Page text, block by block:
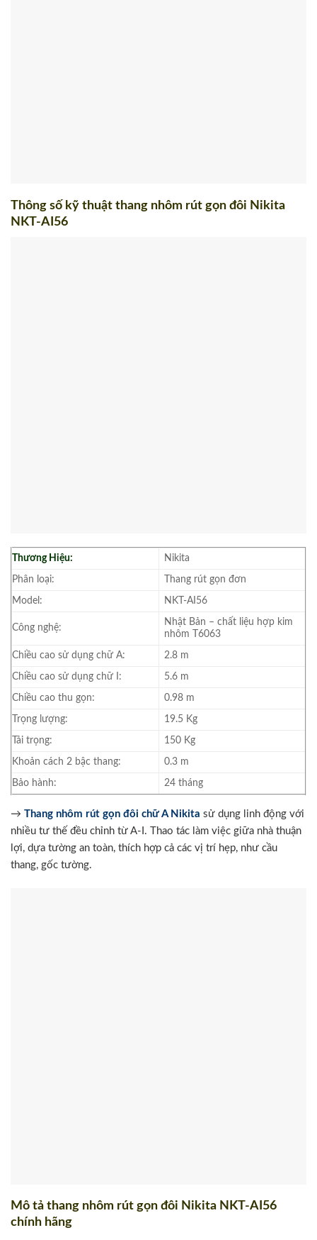
Thông số kỹ thuật thang nhôm rút gọn đôi Nikita
NKT-AI56
Thương Hiệu: Nikita
Phân loại: Thang rút gọn đơn
Model: NKT-AI56
Công nghệ:
Nhật Bản – chất liệu hợp kim
nhôm T6063
Chiều cao sử dụng chữ A: 2.8 m
Chiều cao sử dụng chữ I: 5.6 m
Chiều cao thu gọn: 0.98 m
Trọng lượng: 19.5 Kg
Tải trọng: 150 Kg
Khoản cách 2 bậc thang: 0.3 m
Bảo hành: 24 tháng
→ Thang nhôm rút gọn đôi chữ A Nikita sử dụng linh động với
nhiều tư thế đều chỉnh từ A-I. Thao tác làm việc giữa nhà thuận
lợi, dựa tường an toàn, thích hợp cả các vị trí hẹp, như cầu
thang, gốc tường.
Mô tả thang nhôm rút gọn đôi Nikita NKT-AI56
chính hãng